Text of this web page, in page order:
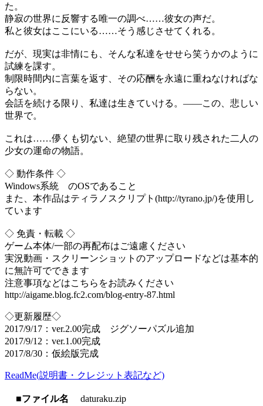
た。
静寂の世界に反響する唯一の調べ……彼女の声だ。
私と彼女はここにいる……そう感じさせてくれる。
だが、現実は非情にも、そんな私達をせせら笑うかのように
試練を課す。
制限時間内に言葉を返す、その応酬を永遠に重ねなければな
らない。
会話を続ける限り、私達は生きていける。――この、悲しい
世界で。
これは……儚くも切ない、絶望の世界に取り残された二人の
少女の運命の物語。
◇ 動作条件 ◇
Windows系統 のOSであること
また、本作品はティラノスクリプト(http://tyrano.jp/)を使用し
ています
◇ 免責・転載 ◇
ゲーム本体/一部の再配布はご遠慮ください
実況動画・スクリーンショットのアップロードなどは基本的
に無許可でできます
注意事項などはこちらをお読みください
http://aigame.blog.fc2.com/blog-entry-87.html
◇更新履歴◇
2017/9/17：ver.2.00完成 ジグソーパズル追加
2017/9/12：ver.1.00完成
2017/8/30：仮絵版完成
ReadMe(説明書・クレジット表記など)
■ファイル名
daturaku.zip